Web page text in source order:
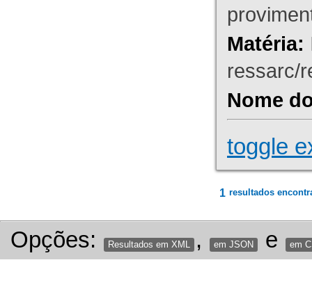
Matéria:
ressarc/
Nome
toggle
1 resultados
Opções: Resultados em XML , em JSON e em